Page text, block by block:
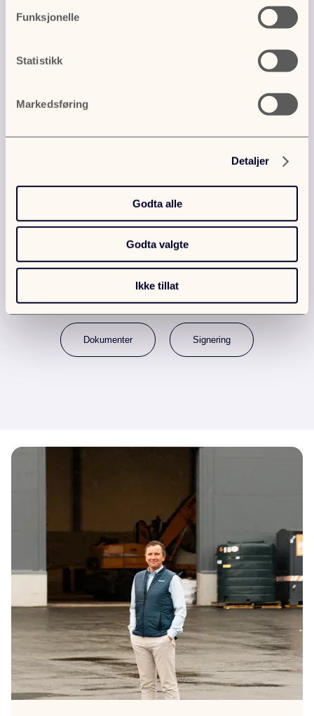
Funksjonelle
Statistikk
Markedsføring
Detaljer
Godta alle
Godta valgte
Ikke tillat
Ofte stilte
spørsmål
Topp 5 spørsmål
Dokumenter Signering